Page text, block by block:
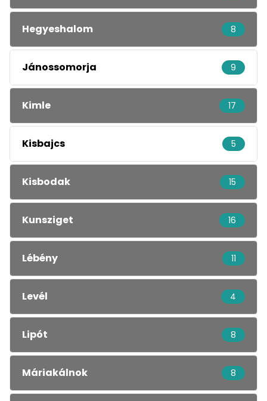
Hegyeshalom 8
Jánossomorja 9
Kimle 17
Kisbajcs 5
Kisbodak 15
Kunsziget 16
Lébény 11
Levél 4
Lipót 8
Máriakálnok 8